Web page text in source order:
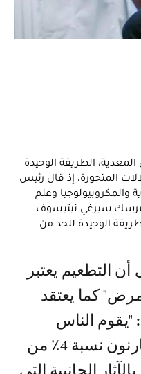
الطريقة الوحيدة
المتحورة، إذ قال رئيس
والمكروبيولوجيا وعلم
سيرغي نيتيسوف
الوحيدة للحد من
كما يعتقد
"يقوم الناس
بمقارنات غريبة، حيث يقارنون نسبة 4٪ من